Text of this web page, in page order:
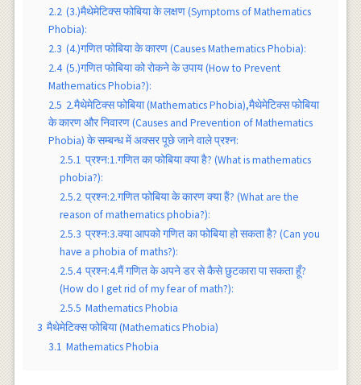
2.2 (3.)मैथेमेटिक्स फोबिया के लक्षण (Symptoms of Mathematics
Phobia):
2.3 (4.)गणित फोबिया के कारण (Causes Mathematics Phobia):
2.4 (5.)गणित फोबिया को रोकने के उपाय (How to Prevent
Mathematics Phobia?):
2.5 2.मैथेमेटिक्स फोबिया (Mathematics Phobia),मैथेमेटिक्स फोबिया
के कारण और निवारण (Causes and Prevention of Mathematics
Phobia) के सम्बन्ध में अक्सर पूछे जाने वाले प्रश्न:
2.5.1 प्रश्न:1.गणित का फोबिया क्या है? (What is mathematics
phobia?):
2.5.2 प्रश्न:2.गणित फोबिया के कारण क्या हैं? (What are the
reason of mathematics phobia?):
2.5.3 प्रश्न:3.क्या आपको गणित का फोबिया हो सकता है? (Can you
have a phobia of maths?):
2.5.4 प्रश्न:4.मैं गणित के अपने डर से कैसे छुटकारा पा सकता हूँ?
(How do I get rid of my fear of math?):
2.5.5 Mathematics Phobia
3 मैथेमेटिक्स फोबिया (Mathematics Phobia)
3.1 Mathematics Phobia